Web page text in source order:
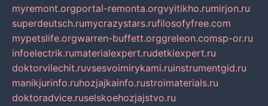
myremont.orgportal-remonta.orgvyitikho.rumirjon.ru
superdeutsch.rumycrazystars.rufilosofyfree.com
mypetslife.orgwarren-buffett.orggreleon.comsp-or.ru
infoelectrik.rumaterialexpert.rudetkiexpert.ru
doktorvilechit.ruvsesvoimirykami.ruinstrumentgid.ru
manikjurinfo.ruhozjajkainfo.rustroimaterials.ru
doktoradvice.ruselskoehozjajstvo.ru